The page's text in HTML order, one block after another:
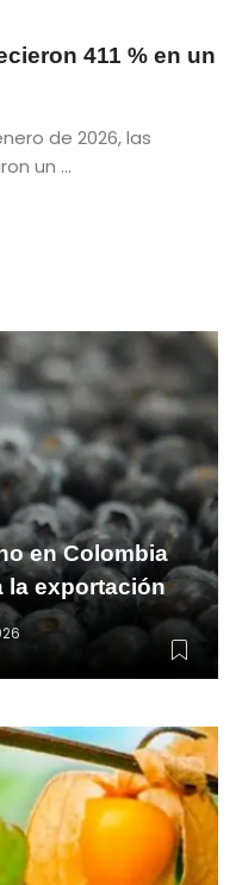
411 % en un
de 2026, las
un ...
en Colombia
la exportación